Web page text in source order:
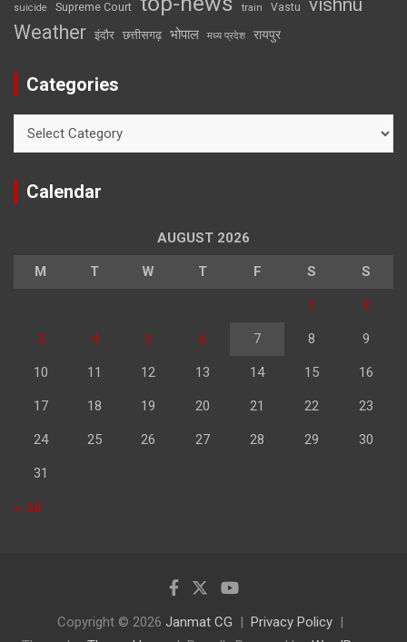
suicide Supreme Court train Vastu vishnu
Weather इंदौर छत्तीसगढ़ भोपाल मध्य प्रदेश रायपुर
Categories
Calendar
AUGUST 2026
M T W T F S S
1 2
3 4 5 6 7 8 9
10 11 12 13 14 15 16
17 18 19 20 21 22 23
24 25 26 27 28 29 30
31
« Jul
Copyright © 2026 Janmat CG
Privacy Policy